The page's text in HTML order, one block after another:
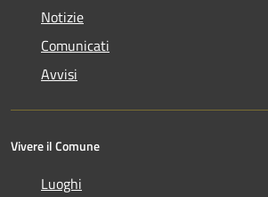
Notizie
Comunicati
Avvisi
Vivere il Comune
Luoghi